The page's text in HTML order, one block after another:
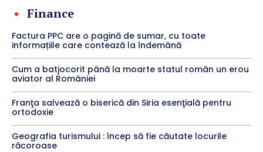
Finance
Factura PPC are o pagină de sumar, cu toate
informațiile care contează la îndemână
Cum a batjocorit până la moarte statul român un erou
aviator al României
Franţa salvează o biserică din Siria esenţială pentru
ortodoxie
Geografia turismului : încep să fie căutate locurile
răcoroase